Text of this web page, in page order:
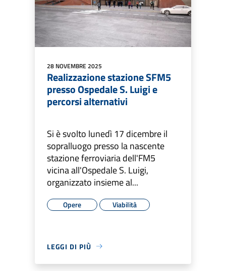
28 NOVEMBRE 2025
Realizzazione stazione SFM5
presso Ospedale S. Luigi e
percorsi alternativi
Si è svolto lunedì 17 dicembre il
sopralluogo presso la nascente
stazione ferroviaria dell'FM5
vicina all'Ospedale S. Luigi,
organizzato insieme al...
Opere Viabilità
LEGGI DI PIÙ